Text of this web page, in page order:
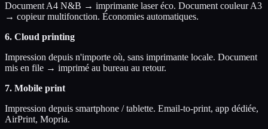
Document A4 N&B → imprimante laser éco. Document couleur A3
→ copieur multifonction. Économies automatiques.
6. Cloud printing
Impression depuis n'importe où, sans imprimante locale. Document
mis en file → imprimé au bureau au retour.
7. Mobile print
Impression depuis smartphone / tablette. Email-to-print, app dédiée,
AirPrint, Mopria.